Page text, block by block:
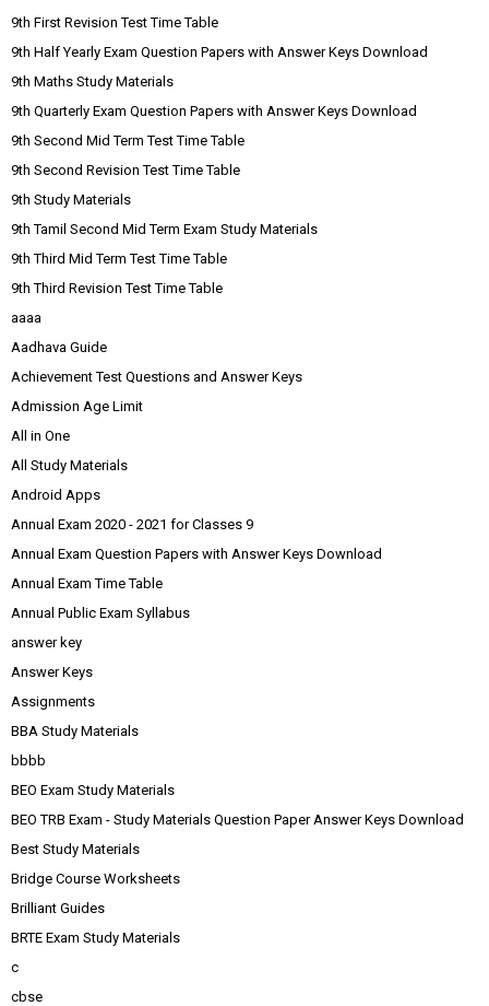
9th First Revision Test Time Table
9th Half Yearly Exam Question Papers with Answer Keys Download
9th Maths Study Materials
9th Quarterly Exam Question Papers with Answer Keys Download
9th Second Mid Term Test Time Table
9th Second Revision Test Time Table
9th Study Materials
9th Tamil Second Mid Term Exam Study Materials
9th Third Mid Term Test Time Table
9th Third Revision Test Time Table
aaaa
Aadhava Guide
Achievement Test Questions and Answer Keys
Admission Age Limit
All in One
All Study Materials
Android Apps
Annual Exam 2020 - 2021 for Classes 9
Annual Exam Question Papers with Answer Keys Download
Annual Exam Time Table
Annual Public Exam Syllabus
answer key
Answer Keys
Assignments
BBA Study Materials
bbbb
BEO Exam Study Materials
BEO TRB Exam - Study Materials Question Paper Answer Keys Download
Best Study Materials
Bridge Course Worksheets
Brilliant Guides
BRTE Exam Study Materials
c
cbse